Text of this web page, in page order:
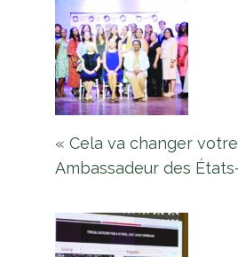
« Cela va changer
Ambassadeur des